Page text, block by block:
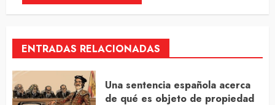
ENTRADAS RELACIONADAS
Una sentencia española acerca
de qué es objeto de propiedad